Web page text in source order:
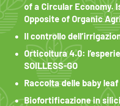
of a Circular Economy.
Opposite of Organic
Il controllo
Orticoltura 4.0:
SOILLESS-GO
Raccolta delle baby leaf
Biofortificazione in